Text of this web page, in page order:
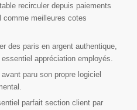
recirculer depuis paiements
meilleures cotes
des paris en argent authentique,
appréciation employés.
paru son propre logiciel
parfait section client par